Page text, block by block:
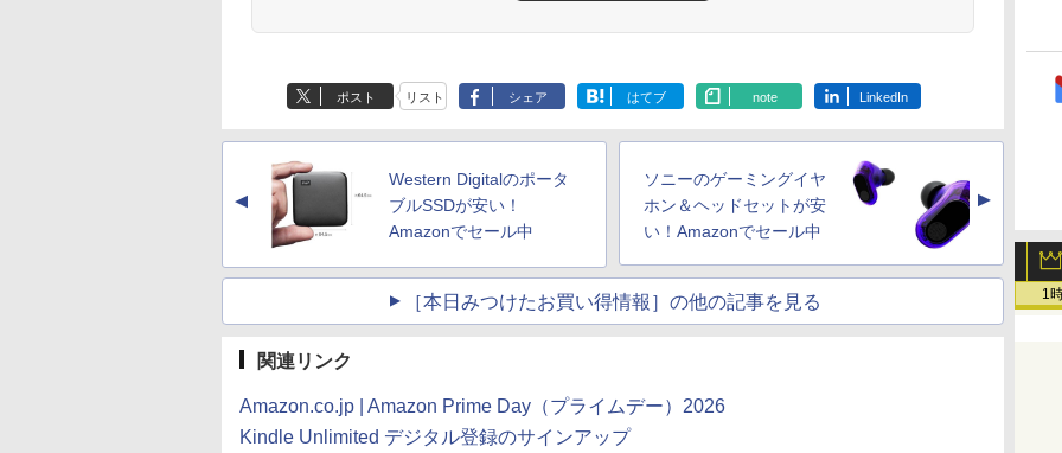
1
ポスト リスト シェア はてブ note LinkedIn
▲
Western Digitalのポータ
ブルSSDが安い！
Amazonでセール中
ソニーのゲーミングイヤ
ホン＆ヘッドセットが安
い！Amazonでセール中
▲
［本日みつけたお買い得情報］の他の記事を見る
関連リンク
Amazon.co.jp | Amazon Prime Day（プライムデー）2026
Kindle Unlimited デジタル登録のサインアップ